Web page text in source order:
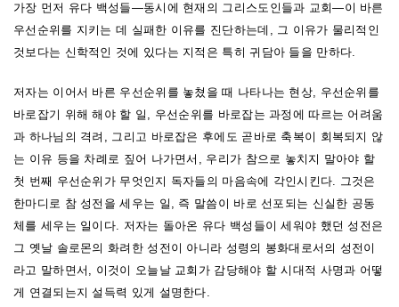
가장 먼저 유다 백성들―동시에 현재의 그리스도인들과 교회―이 바른
우선순위를 지키는 데 실패한 이유를 진단하는데, 그 이유가 물리적인
것보다는 신학적인 것에 있다는 지적은 특히 귀담아 들을 만하다.
저자는 이어서 바른 우선순위를 놓쳤을 때 나타나는 현상, 우선순위를
바로잡기 위해 해야 할 일, 우선순위를 바로잡는 과정에 따르는 어려움
과 하나님의 격려, 그리고 바로잡은 후에도 곧바로 축복이 회복되지 않
는 이유 등을 차례로 짚어 나가면서, 우리가 참으로 놓치지 말아야 할
첫 번째 우선순위가 무엇인지 독자들의 마음속에 각인시킨다. 그것은
한마디로 참 성전을 세우는 일, 즉 말씀이 바로 선포되는 신실한 공동
체를 세우는 일이다. 저자는 돌아온 유다 백성들이 세워야 했던 성전은
그 옛날 솔로몬의 화려한 성전이 아니라 성령의 봉화대로서의 성전이
라고 말하면서, 이것이 오늘날 교회가 감당해야 할 시대적 사명과 어떻
게 연결되는지 설득력 있게 설명한다.